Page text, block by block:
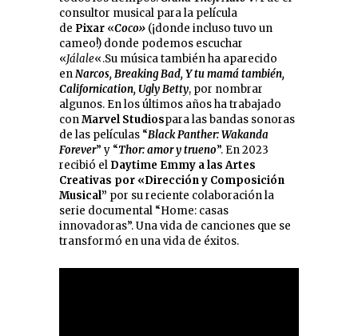
consultor musical para la película
de Pixar «Coco» (¡donde incluso tuvo un
cameo!) donde podemos escuchar
«Jálale«.Su música también ha aparecido
enNarcos, Breaking Bad, Y tu mamá también,
Californication, Ugly Betty, por nombrar
algunos. En los últimos años ha trabajado
conMarvel Studiospara las bandas sonoras
de las películas “Black Panther: Wakanda
Forever” y “Thor: amor y trueno”. En 2023
recibió el Daytime Emmy a las Artes
Creativas por «Dirección y Composición
Musical” por su reciente colaboración la
serie documental “Home: casas
innovadoras”. Una vida de canciones que se
transformó en una vida de éxitos.